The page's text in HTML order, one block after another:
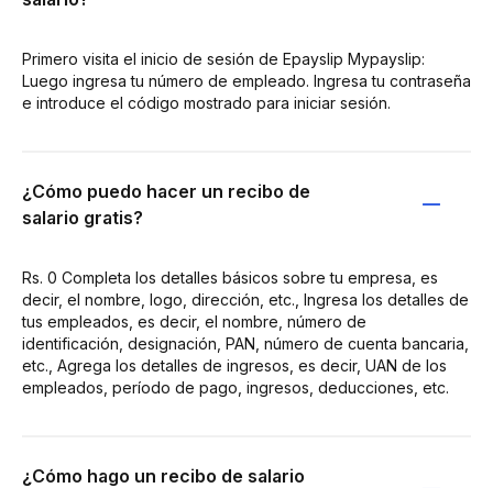
Primero visita el inicio de sesión de Epayslip Mypayslip:
Luego ingresa tu número de empleado. Ingresa tu contraseña
e introduce el código mostrado para iniciar sesión.
¿Cómo puedo hacer un recibo de
salario gratis?
Rs. 0 Completa los detalles básicos sobre tu empresa, es
decir, el nombre, logo, dirección, etc., Ingresa los detalles de
tus empleados, es decir, el nombre, número de
identificación, designación, PAN, número de cuenta bancaria,
etc., Agrega los detalles de ingresos, es decir, UAN de los
empleados, período de pago, ingresos, deducciones, etc.
¿Cómo hago un recibo de salario